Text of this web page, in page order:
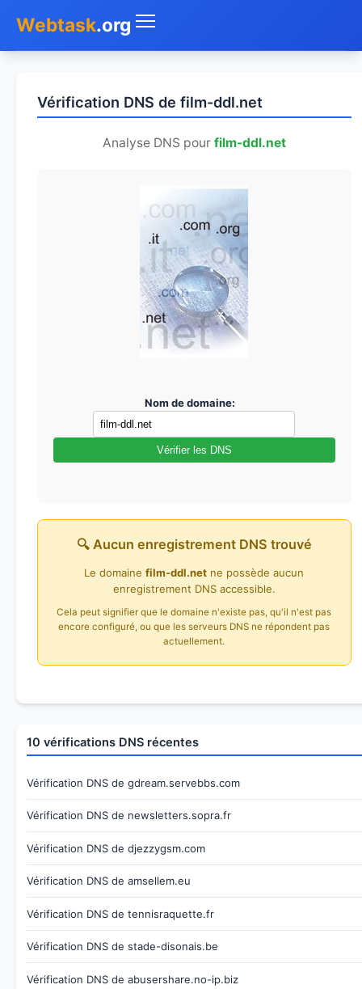
Webtask.org
Whois
Vérification DNS de film-ddl.net
Analyse DNS pour film-ddl.net
Nom de domaine:
Vérifier les DNS
🔍 Aucun enregistrement DNS trouvé
Le domainefilm-ddl.net ne possède aucun
enregistrement DNS accessible.
Cela peut signifier que le domaine n'existe pas, qu'il n'est pas
encore configuré, ou que les serveurs DNS ne répondent pas
actuellement.
10 vérifications DNS récentes
Vérification DNS de gdream.servebbs.com
Vérification DNS de newsletters.sopra.fr
Vérification DNS de djezzygsm.com
Vérification DNS de amsellem.eu
Vérification DNS de tennisraquette.fr
Vérification DNS de stade-disonais.be
Vérification DNS de abusershare.no-ip.biz